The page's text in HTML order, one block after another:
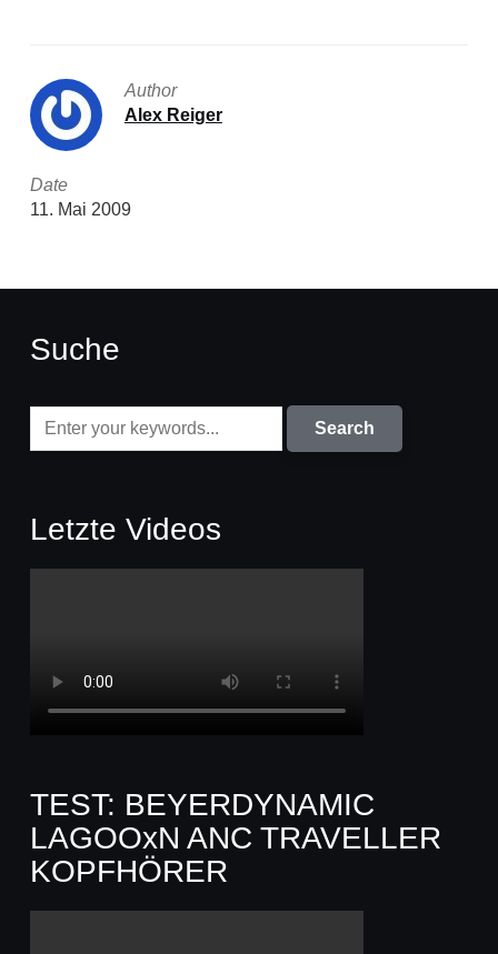
Author
Alex Reiger
Date
11. Mai 2009
Suche
Letzte Videos
TEST: BEYERDYNAMIC
LAGOOxN ANC TRAVELLER
KOPFHÖRER